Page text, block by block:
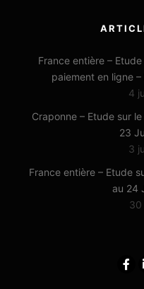
France entière –
paiement en ligne
4
Craponne – Etude sur
23
3
France entière – Etude
au 24
30